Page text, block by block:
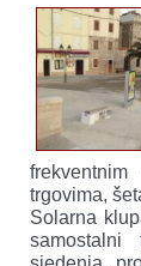
trgovima,
Solarna